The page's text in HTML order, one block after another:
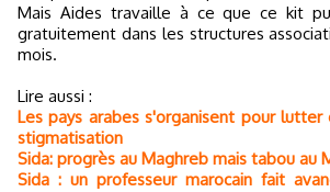
Mais Aides travaille à ce que ce kit
gratuitement dans les structures
mois.
Lire aussi :
Les pays arabes s'organisent pour
stigmatisation
Sida: progrès au Maghreb mais tabou au
Sida : un professeur marocain fait